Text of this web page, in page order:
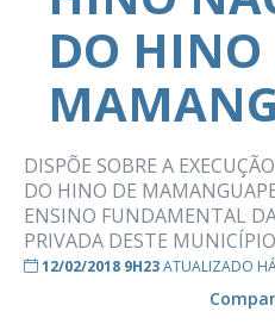
DO HINO
DISPÕE SOBRE A
DO HINO DE
ENSINO FUNDAMENTAL
PRIVADA DESTE
12/02/2018 9H23ATUALIZADO